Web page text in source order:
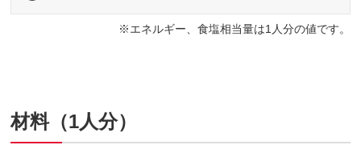
エネルギー、食塩相当量は1人分の値です。
材料（1人分）